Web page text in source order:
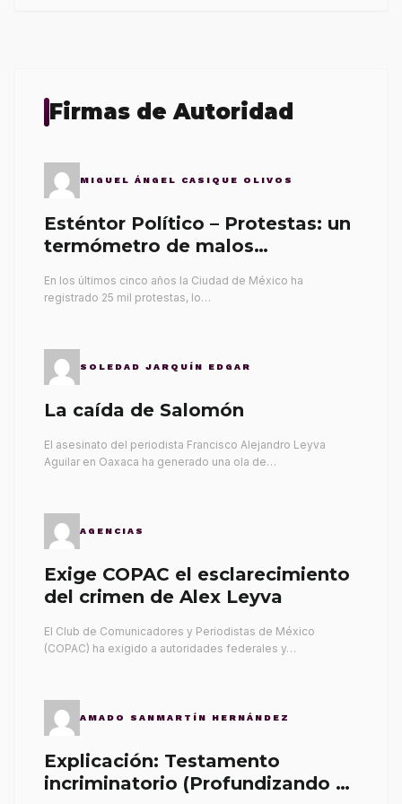
Firmas de Autoridad
MIGUEL ÁNGEL CASIQUE OLIVOS
Esténtor Político – Protestas: un
termómetro de malos
En los últimos cinco años la Ciudad de México ha
registrado 25 mil protestas, lo…
SOLEDAD JARQUÍN EDGAR
La caída de Salomón
El asesinato del periodista Francisco Alejandro Leyva
Aguilar en Oaxaca ha generado una ola de…
AGENCIAS
Exige COPAC el esclarecimiento
del crimen de Alex Leyva
El Club de Comunicadores y Periodistas de México
(COPAC) ha exigido a autoridades federales y…
AMADO SANMARTÍN HERNÁNDEZ
Explicación: Testamento
incriminatorio (Profundizando su